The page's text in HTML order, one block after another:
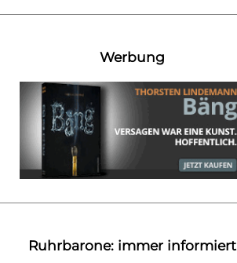
Werbung
Ruhrbarone: immer informiert